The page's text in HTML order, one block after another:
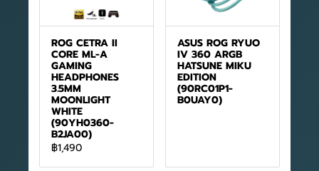
ROG CETRA II
CORE ML-A
GAMING
HEADPHONES
3.5MM
MOONLIGHT
WHITE
(90YH0360-
B2JA00)
฿1,490
ASUS ROG RYUO
IV 360 ARGB
HATSUNE MIKU
EDITION
(90RC01P1-
B0UAY0)